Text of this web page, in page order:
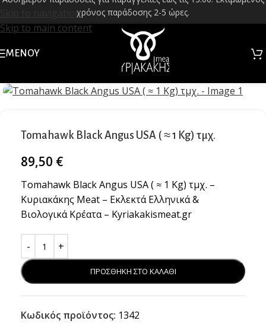
Skip to navigation
Skip to main content
χρόνος παράδοσης 2-5 ώρες.
ΜΕΝΟΎ
Κλικ για μεγέθυνση
Tomahawk Black Angus USA ( ≈ 1 Kg) τμχ.
89,50 €
Tomahawk Black Angus USA ( ≈ 1 Kg) τμχ. –
Κυριακάκης Meat – Εκλεκτά Ελληνικά &
Βιολογικά Κρέατα – Kyriakakismeat.gr
ΠΡΟΣΘΗΚΗ ΣΤΟ ΚΑΛΑΘΙ
Κωδικός προϊόντος: 1342